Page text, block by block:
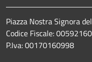
Piazza Nostra Signora
Codice Fiscale:
P.Iva: 00170160998